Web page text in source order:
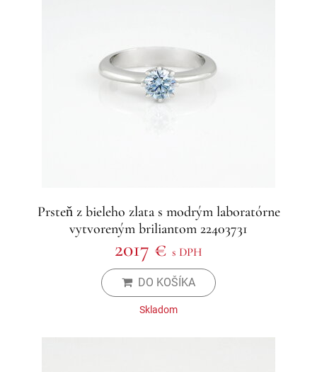
Prsteň z bieleho zlata s modrým laboratórne
vytvoreným briliantom 22403731
2017 € s DPH
DO KOŠÍKA
Skladom